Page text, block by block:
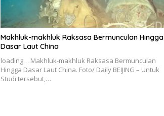
Makhluk-makhluk Raksasa Bermunculan Hingga
Dasar Laut China
loading… Makhluk-makhluk Raksasa Bermunculan
Hingga Dasar Laut China. Foto/ Daily BEIJING – Untuk
Studi tersebut,…